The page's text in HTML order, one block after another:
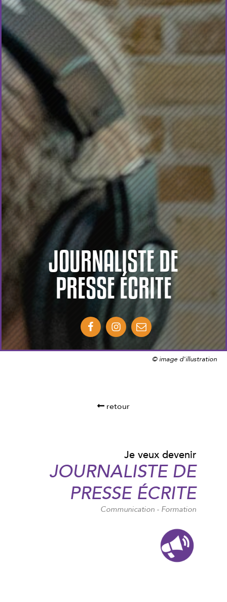
JOURNALISTE DE
PRESSE ÉCRITE
© image d'illustration
retour
Je veux devenir
JOURNALISTE DE
PRESSE ÉCRITE
Communication - Formation